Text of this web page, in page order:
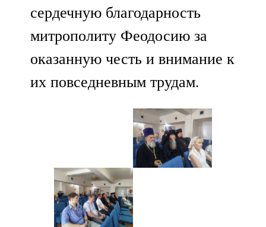
сердечную благодарность
митрополиту Феодосию за
оказанную честь и внимание к
их повседневным трудам.